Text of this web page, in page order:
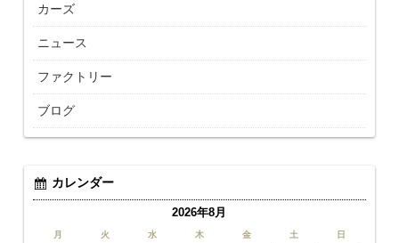
カーズ
ニュース
ファクトリー
ブログ
カレンダー
2026年8月
月 火 水 木 金 土 日